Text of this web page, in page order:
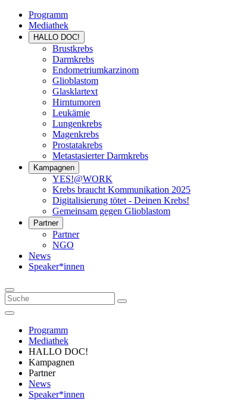
Programm
Mediathek
HALLO DOC!
Brustkrebs
Darmkrebs
Endometriumkarzinom
Glioblastom
Glasklartext
Hirntumoren
Leukämie
Lungenkrebs
Magenkrebs
Prostatakrebs
Metastasierter Darmkrebs
Kampagnen
YES!@WORK
Krebs braucht Kommunikation 2025
Digitalisierung tötet - Deinen Krebs!
Gemeinsam gegen Glioblastom
Partner
Partner
NGO
News
Speaker*innen
Programm
Mediathek
HALLO DOC!
Kampagnen
Partner
News
Speaker*innen